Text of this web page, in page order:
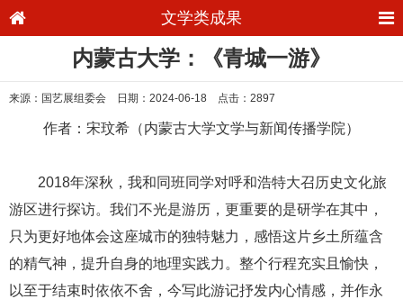
内蒙古大学：《青城一游》
来源：国艺展组委会 日期：2024-06-18 点击：2897
作者：宋玟希（内蒙古大学文学与新闻传播学院）
2018年深秋，我和同班同学对呼和浩特大召历史文化旅
游区进行探访。我们不光是游历，更重要的是研学在其中，
只为更好地体会这座城市的独特魅力，感悟这片乡土所蕴含
的精气神，提升自身的地理实践力。整个行程充实且愉快，
以至于结束时依依不舍，今写此游记抒发内心情感，并作永
文学类成果